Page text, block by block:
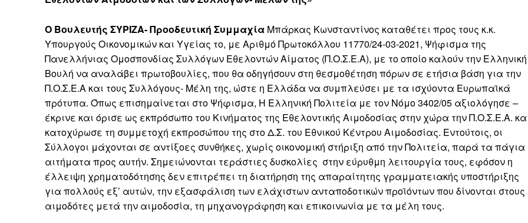
Ο Βουλευτής ΣΥΡΙΖΑ- Προοδευτική Συμμαχία Μπάρκας Κωνσταντίνος καταθέτει προς τους κ.κ.
Υπουργούς Οικονομικών και Υγείας το, με Αριθμό Πρωτοκόλλου 11770/24-03-2021, Ψήφισμα της
Πανελλήνιας Ομοσπονδίας Συλλόγων Εθελοντών Αίματος (Π.Ο.Σ.Ε.Α), με το οποίο καλούν την Ελληνική
Βουλή να αναλάβει πρωτοβουλίες, που θα οδηγήσουν στη θεσμοθέτηση πόρων σε ετήσια βάση για την
Π.Ο.Σ.Ε.Α και τους Συλλόγους- Μέλη της, ώστε η Ελλάδα να συμπλεύσει με τα ισχύοντα Ευρωπαϊκά
πρότυπα. Όπως επισημαίνεται στο Ψήφισμα, Η Ελληνική Πολιτεία με τον Νόμο 3402/05 αξιολόγησε –
έκρινε και όρισε ως εκπρόσωπο του Κινήματος της Εθελοντικής Αιμοδοσίας στην χώρα την Π.Ο.Σ.Ε.Α.
κατοχύρωσε τη συμμετοχή εκπροσώπου της στο Δ.Σ. του Εθνικού Κέντρου Αιμοδοσίας. Εντούτοις, οι
Σύλλογοι μάχονται σε αντίξοες συνθήκες, χωρίς οικονομική στήριξη από την Πολιτεία, παρά τα πάγια
αιτήματα προς αυτήν. Σημειώνονται τεράστιες δυσκολίες στην εύρυθμη λειτουργία τους, εφόσον η
έλλειψη χρηματοδότησης δεν επιτρέπει τη διατήρηση της απαραίτητης γραμματειακής υποστήριξης
για πολλούς εξ’ αυτών, την εξασφάλιση των ελάχιστων ανταποδοτικών προϊόντων που δίνονται στους
αιμοδότες μετά την αιμοδοσία, τη μηχανογράφηση και επικοινωνία με τα μέλη τους.